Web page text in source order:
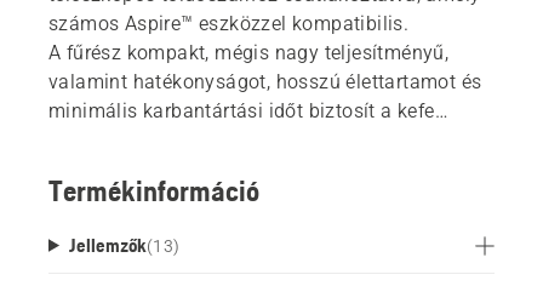
számos Aspire™ eszközzel kompatibilis.
A fűrész kompakt, mégis nagy teljesítményű,
valamint hatékonyságot, hosszú élettartamot és
minimális karbantártási időt biztosít a kefe
lehetővé teszi, hogy könnyedén beállítsa a
irányíthatóságot biztosítva. A beépített olajtartály
Termékinformáció
Jellemzők(13)